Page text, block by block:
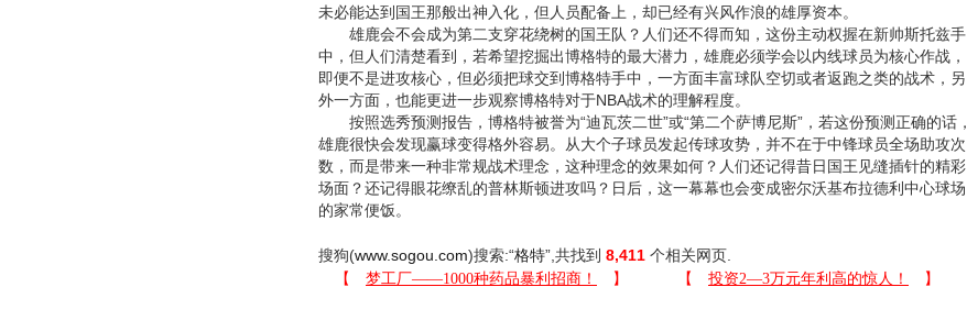
未必能达到国王那般出神入化，但人员配备上，却已经有兴风作浪的雄厚资本。
雄鹿会不会成为第二支穿花绕树的国王队？人们还不得而知，这份主动权握在新帅斯托兹手
中，但人们清楚看到，若希望挖掘出博格特的最大潜力，雄鹿必须学会以内线球员为核心作战，
即便不是进攻核心，但必须把球交到博格特手中，一方面丰富球队空切或者返跑之类的战术，另
外一方面，也能更进一步观察博格特对于NBA战术的理解程度。
按照选秀预测报告，博格特被誉为“迪瓦茨二世”或“第二个萨博尼斯”，若这份预测正确的话，
雄鹿很快会发现赢球变得格外容易。从大个子球员发起传球攻势，并不在于中锋球员全场助攻次
数，而是带来一种非常规战术理念，这种理念的效果如何？人们还记得昔日国王见缝插针的精彩
场面？还记得眼花缭乱的普林斯顿进攻吗？日后，这一幕幕也会变成密尔沃基布拉德利中心球场
的家常便饭。
搜狗(www.sogou.com)搜索:“格特”,共找到 8,411 个相关网页.